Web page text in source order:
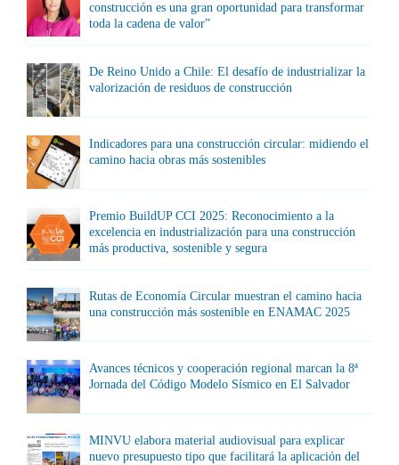
construcción es una gran oportunidad para transformar
toda la cadena de valor”
De Reino Unido a Chile: El desafío de industrializar la
valorización de residuos de construcción
Indicadores para una construcción circular: midiendo el
camino hacia obras más sostenibles
Premio BuildUP CCI 2025: Reconocimiento a la
excelencia en industrialización para una construcción
más productiva, sostenible y segura
Rutas de Economía Circular muestran el camino hacia
una construcción más sostenible en ENAMAC 2025
Avances técnicos y cooperación regional marcan la 8ª
Jornada del Código Modelo Sísmico en El Salvador
MINVU elabora material audiovisual para explicar
nuevo presupuesto tipo que facilitará la aplicación del